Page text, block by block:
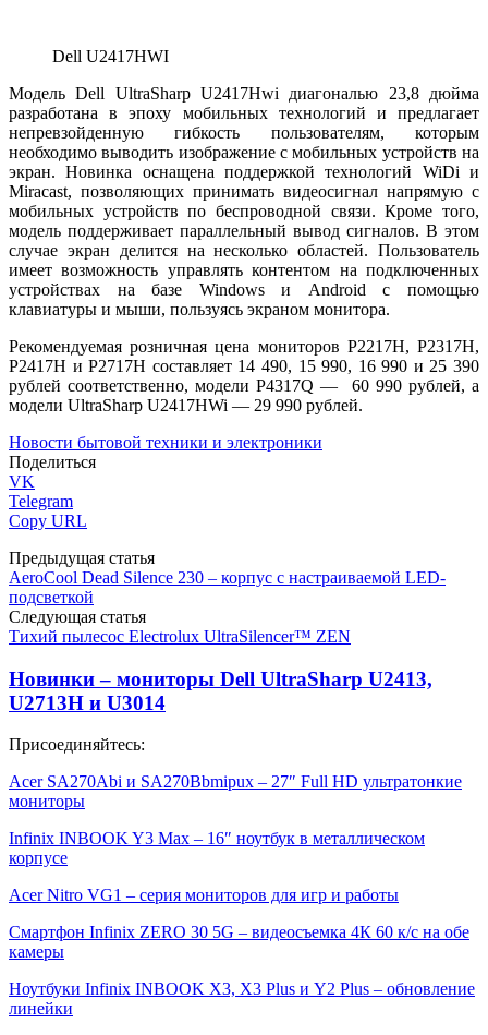
Dell U2417HWI
Модель Dell UltraSharp U2417Hwi диагональю 23,8 дюйма
разработана в эпоху мобильных технологий и предлагает
непревзойденную гибкость пользователям, которым
необходимо выводить изображение с мобильных устройств на
экран. Новинка оснащена поддержкой технологий WiDi и
Miracast, позволяющих принимать видеосигнал напрямую с
мобильных устройств по беспроводной связи. Кроме того,
модель поддерживает параллельный вывод сигналов. В этом
случае экран делится на несколько областей. Пользователь
имеет возможность управлять контентом на подключенных
устройствах на базе Windows и Android с помощью
клавиатуры и мыши, пользуясь экраном монитора.
Рекомендуемая розничная цена мониторов P2217H, P2317H,
P2417H и P2717H составляет 14 490, 15 990, 16 990 и 25 390
рублей соответственно, модели P4317Q — 60 990 рублей, а
модели UltraSharp U2417HWi — 29 990 рублей.
Новости бытовой техники и электроники
Поделиться
VK
Telegram
Copy URL
Предыдущая статья
AeroCool Dead Silence 230 – корпус с настраиваемой LED-
подсветкой
Следующая статья
Тихий пылесос Electrolux UltraSilencer™ ZEN
Новинки – мониторы Dell UltraSharp U2413,
U2713H и U3014
Присоединяйтесь:
Acer SA270Abi и SA270Bbmipux – 27″ Full HD ультратонкие
мониторы
Infinix INBOOK Y3 Max – 16″ ноутбук в металлическом
корпусе
Acer Nitro VG1 – серия мониторов для игр и работы
Смартфон Infinix ZERO 30 5G – видеосъемка 4К 60 к/с на обе
камеры
Ноутбуки Infinix INBOOK X3, X3 Plus и Y2 Plus – обновление
линейки